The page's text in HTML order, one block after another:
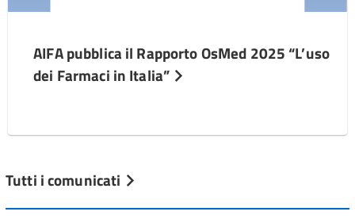
AIFA pubblica il Rapporto OsMed 2025 “L’uso
dei Farmaci in Italia”
Tutti i comunicati